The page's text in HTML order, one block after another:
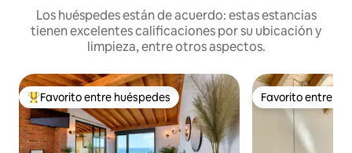
Los huéspedes están de acuerdo: estas estancias
tienen excelentes calificaciones por su ubicación y
limpieza, entre otros aspectos.
De los mejores en Favorito entre huéspedes
Favorito entre huéspedes Favorito entre
Favorito entre